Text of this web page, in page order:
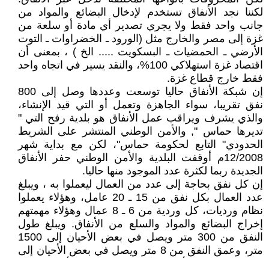
لكننا نجد الأنفاق تستخدم لإدخال البضائع والمواد من
جانب واحد فقط ولا يجري تصدير أي مادة أو سلعة من
غزة إلى مصر والخارج مثل (الورود ـ الخضراوات ـ التوت
الأرضي ـ الحمضيات ـ البسكويت ..... الخ ) ، بمعنى أن
اقتصاد غزة استهلاكي 100%، والنقد يسير في اتجاه واحد
فقط خارج قطاع غزة.
إن شبكة الأنفاق حاليا توسعت وعددها وصل إلى 800
نفق تقريبا، سواء الجاهزة وتعمل أو التي قيد الإنشاء،
والذي يشرف ويراقب عمل الأنفاق هو بلدية رفح التي "
تديرها حماس ", والأمن الوطني المنتشر على الشريط
الحدودي" التابع لحكومة حماس"، لكن مع بداية شهر
12/2008م أوقفت البلدية والأمن الوطني حفر الأنفاق
الجديدة ربما لكثرة عدد الموجود منها حاليا.
إن كل نفق بحاجة إلى عدد من العمال ليعملوا به ، ويبلغ
عدد العمال بكل نفق من 15 ـ 20 عامل، وهؤلاء يعملوا
نظام ورديات، كل وردية من 6 ـ 8 عمال وهؤلاء مهمتهم
إخراج البضائع والمواد والسلع من الأنفاق. ويبلغ طول
النفق من 300 متر ويصل في بعض الأحيان إلى 1500
متر، وعمق النفق من 8 متر ويصل في بعض الأحيان إلى